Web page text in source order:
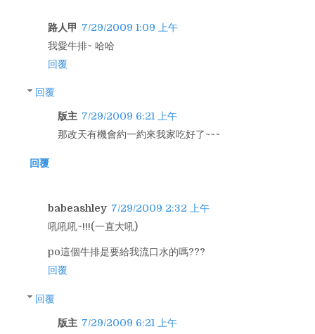
路人甲 7/29/2009 1:09 上午
我愛牛排~ 哈哈
回覆
回覆
版主 7/29/2009 6:21 上午
那改天有機會約一約來我家吃好了~~~
回覆
babeashley 7/29/2009 2:32 上午
吼吼吼~!!!(一直大吼)
po這個牛排是要給我流口水的嗎???
回覆
回覆
版主 7/29/2009 6:21 上午